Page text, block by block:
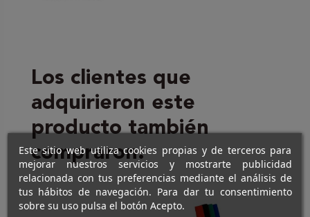
Los clientes que
adquirieron este
producto también
compraron:
Este sitio web utiliza cookies propias y de terceros para
mejorar nuestros servicios y mostrarte publicidad
relacionada con tus preferencias mediante el análisis de
tus hábitos de navegación. Para dar tu consentimiento
sobre su uso pulsa el botón Acepto.